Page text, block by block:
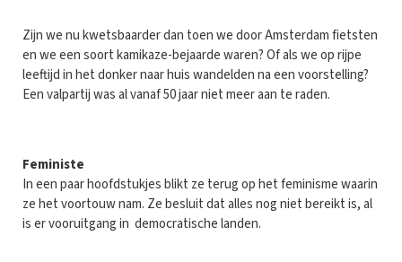
Zijn we nu kwetsbaarder dan toen we door Amsterdam fietsten
en we een soort kamikaze-bejaarde waren? Of als we op rijpe
leeftijd in het donker naar huis wandelden na een voorstelling?
Een valpartij was al vanaf 50 jaar niet meer aan te raden.
Feministe
In een paar hoofdstukjes blikt ze terug op het feminisme waarin
ze het voortouw nam. Ze besluit dat alles nog niet bereikt is, al
is er vooruitgang in democratische landen.